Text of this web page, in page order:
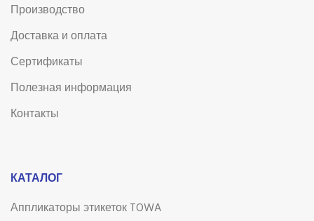
Производство
Доставка и оплата
Сертификаты
Полезная информация
Контакты
КАТАЛОГ
Аппликаторы этикеток TOWA